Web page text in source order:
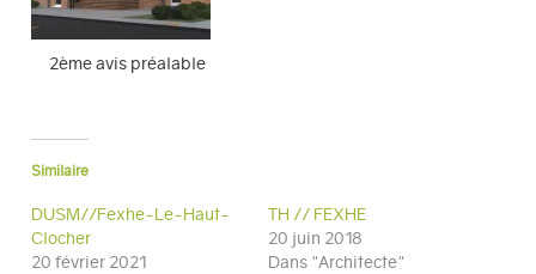
2ème avis préalable
Similaire
DUSM//Fexhe-Le-Haut-
Clocher
20 février 2021
TH // FEXHE
20 juin 2018
Dans "Architecte"